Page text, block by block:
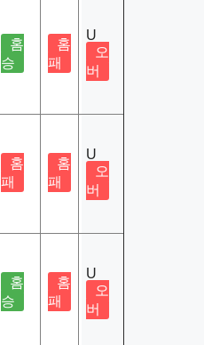
홈
승
홈
패
U
오
버
홈
패
홈
패
U
오
버
홈
승
홈
패
U
오
버